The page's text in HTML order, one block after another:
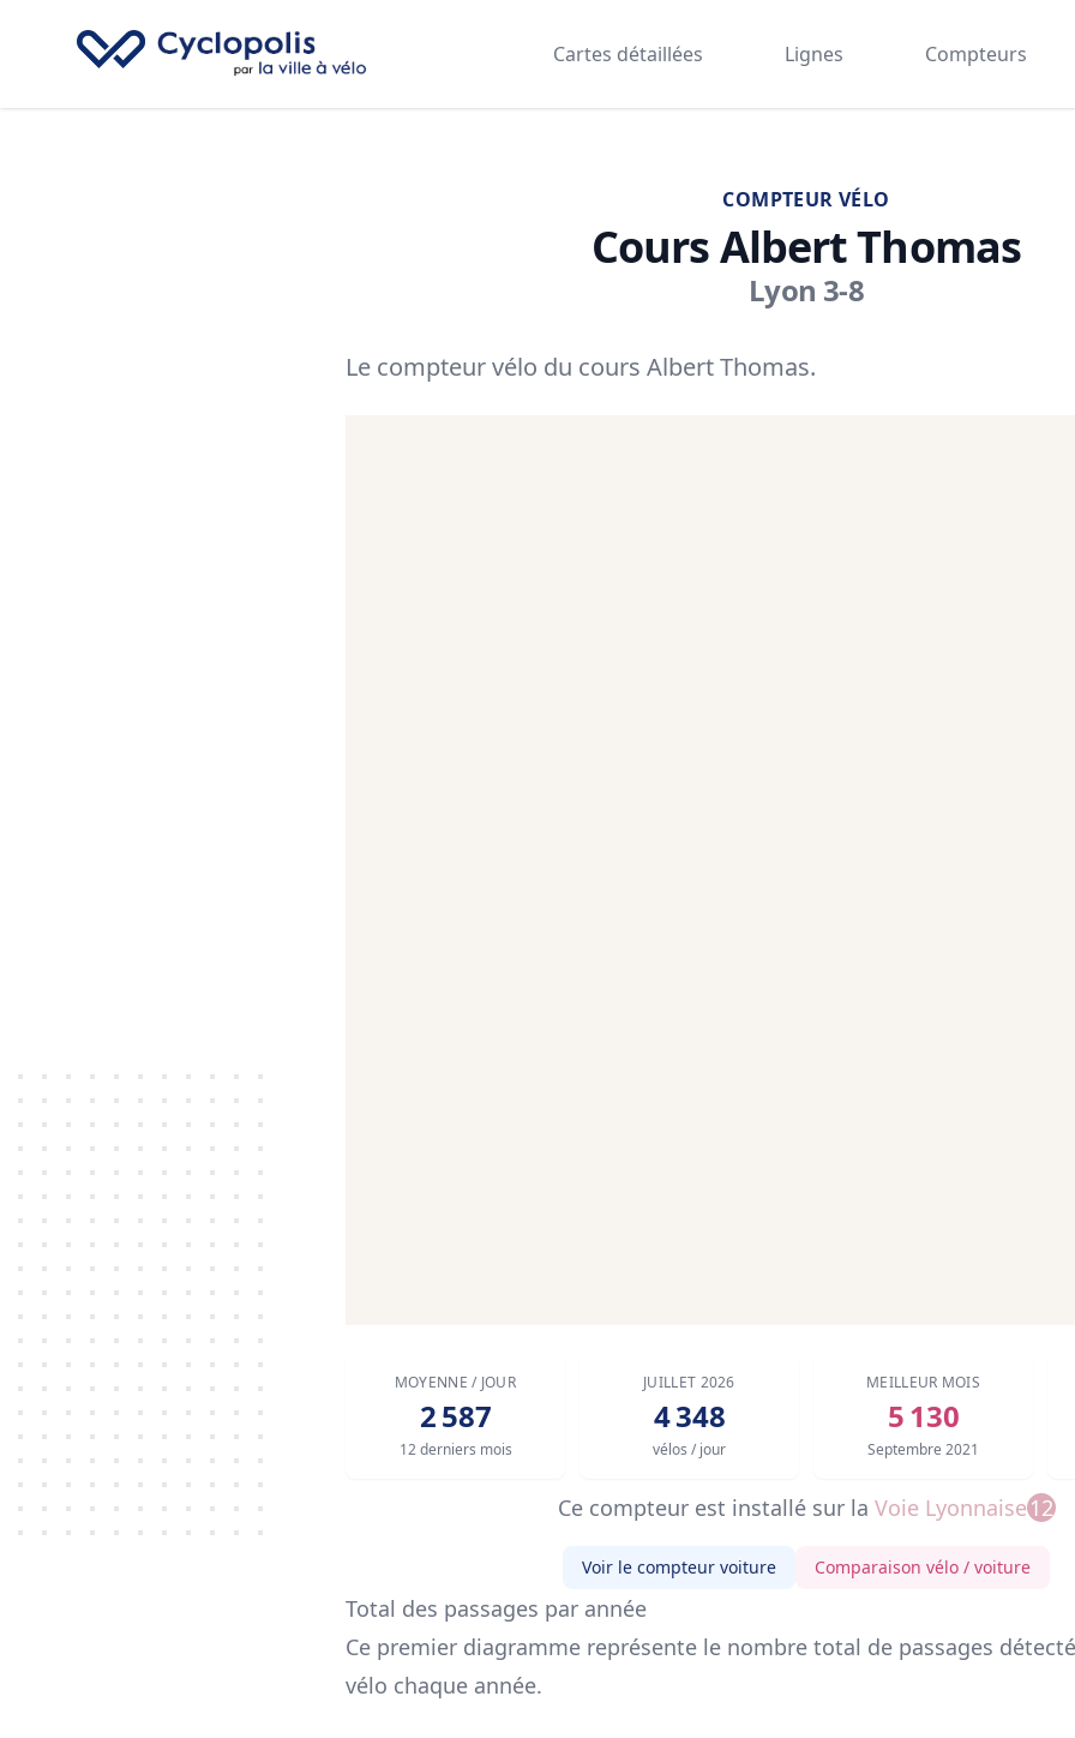
Cyclopolis
Cartes détaillées Lignes Compteurs
COMPTEUR VÉLO
Cours Albert Thomas
Lyon 3-8
Le compteur vélo du cours Albert Thomas.
MOYENNE / JOUR
2 587
12 derniers mois
JUILLET 2026
4 348
vélos / jour
MEILLEUR MOIS
5 130
Septembre 2021
Ce compteur est installé sur la Voie Lyonnaise12
Voir le compteur voiture Comparaison vélo / voiture
Total des passages par année
Ce premier diagramme représente le nombre total de passages
vélo chaque année.